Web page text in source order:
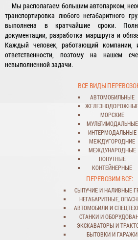
Мы располагаем большим автопарком,
транспортировка любого негабаритного
выполнена в кратчайшие сроки.
документации, разработка маршрута и
Каждый человек, работающий компании,
ответственности, поэтому на нашем
невыполненной задачи.
ВСЕ ВИДЫ
АВТОМОБИЛЬНЫЕ
МОРСКИЕ
МУЛЬТИМОДАЛЬНЫЕ
ИНТЕРМОДАЛЬНЫЕ
МЕЖДУГОРОДНИЕ
МЕЖДУНАРОДНЫЕ
ПОПУТНЫЕ
КОНТЕЙНЕРНЫЕ
ПЕРЕВОЗИМ ВСЕ:
СЫПУЧИЕИНАЛИВНЫЕ
НЕГАБАРИТНЫЕ
АВТОМОБИЛИИ
СТАНКИИ
ЭКСКАВАТОРЫ И
БЫТОВКИИГАРАЖИ